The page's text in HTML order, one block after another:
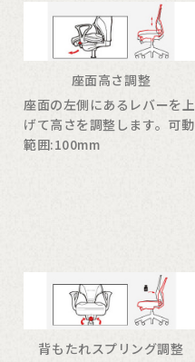
座面高さ調整
座面の左側にあるレバーを上
げて高さを調整します。可動
範囲:100mm
背もたれスプリング調整